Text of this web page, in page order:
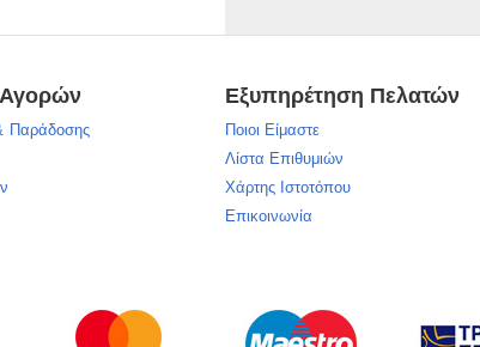
Παράδοσης
Εξυπηρέτηση Πελατών
Ποιοι Είμαστε
Λίστα Επιθυμιών
Χάρτης Ιστοτόπου
Επικοινωνία